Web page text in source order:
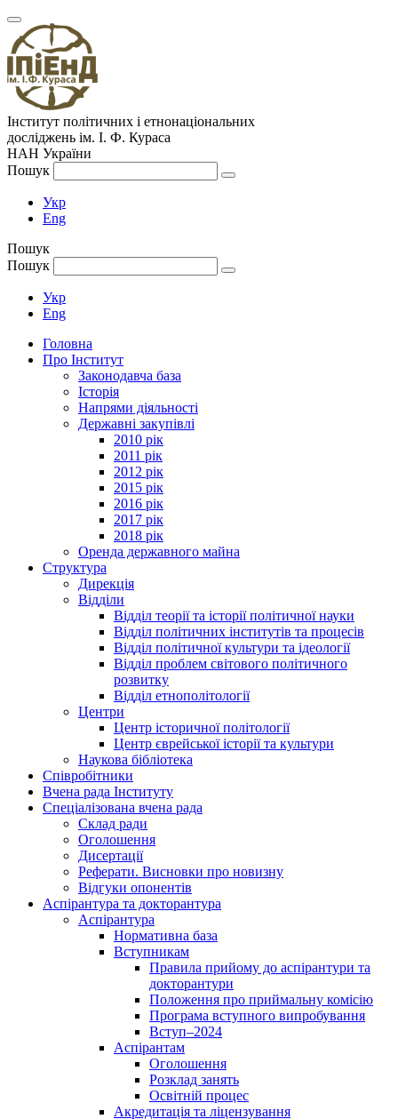
Інститут політичних і етнонаціональних
досліджень ім. І. Ф. Кураса
НАН України
Пошук
Укр
Eng
Пошук
Пошук
Укр
Eng
Головна
Про Інститут
Законодавча база
Історія
Напрями діяльності
Державні закупівлі
2010 рік
2011 рік
2012 рік
2015 рік
2016 рік
2017 рік
2018 рік
Оренда державного майна
Структура
Дирекція
Відділи
Відділ теорії та історії політичної науки
Відділ політичних інститутів та процесів
Відділ політичної культури та ідеології
Відділ проблем світового політичного
розвитку
Відділ етнополітології
Центри
Центр історичної політології
Центр єврейської історії та культури
Наукова бібліотека
Співробітники
Вчена рада Інституту
Спеціалізована вчена рада
Склад ради
Оголошення
Дисертації
Реферати. Висновки про новизну
Відгуки опонентів
Аспірантура та докторантура
Аспірантура
Нормативна база
Вступникам
Правила прийому до аспірантури та
докторантури
Положення про приймальну комісію
Програма вступного випробування
Вступ–2024
Аспірантам
Оголошення
Розклад занять
Освітній процес
Акредитація та ліцензування